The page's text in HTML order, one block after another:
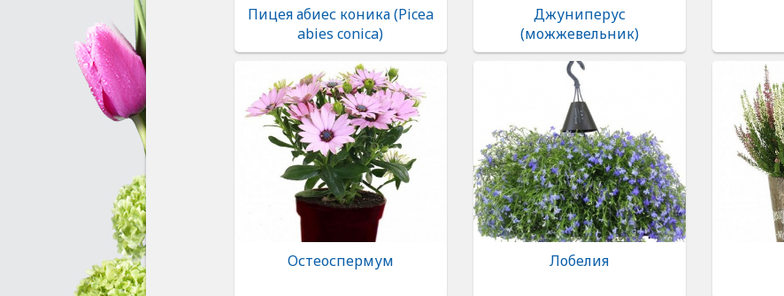
Пицея абиес коника (Picea
abies conica)
Джуниперус
(можжевельник)
Остеоспермум Лобелия